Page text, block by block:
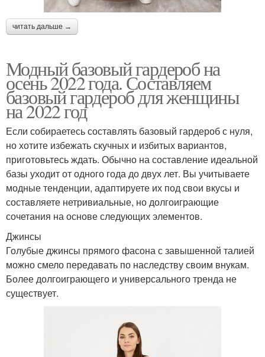
читать дальше →
Модный базовый гардероб на
осень 2022 года. Составляем
базовый гардероб для женщины
на 2022 год
Если собираетесь составлять базовый гардероб с нуля,
но хотите избежать скучных и избитых вариантов,
приготовьтесь ждать. Обычно на составление идеальной
базы уходит от одного года до двух лет. Вы учитываете
модные тенденции, адаптируете их под свои вкусы и
составляете нетривиальные, но долгоиграющие
сочетания на основе следующих элементов.
Джинсы
Голубые джинсы прямого фасона с завышенной талией
можно смело передавать по наследству своим внукам.
Более долгоиграющего и универсального тренда не
существует.